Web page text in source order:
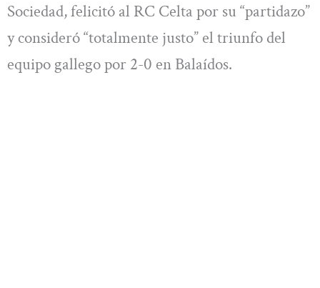
Sociedad, felicitó al RC Celta por su “partidazo”
y consideró “totalmente justo” el triunfo del
equipo gallego por 2-0 en Balaídos.